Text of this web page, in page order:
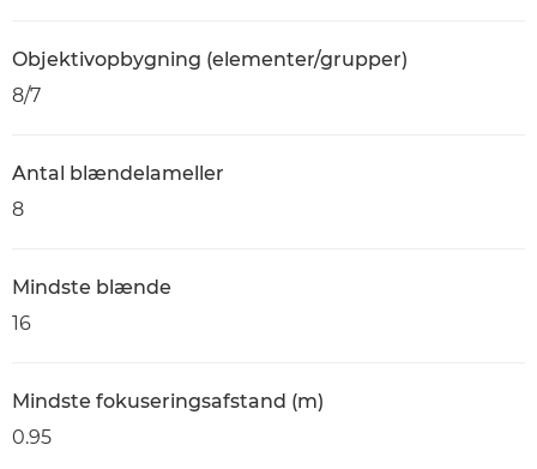
Objektivopbygning (elementer/grupper)
8/7
Antal blændelameller
8
Mindste blænde
16
Mindste fokuseringsafstand (m)
0.95